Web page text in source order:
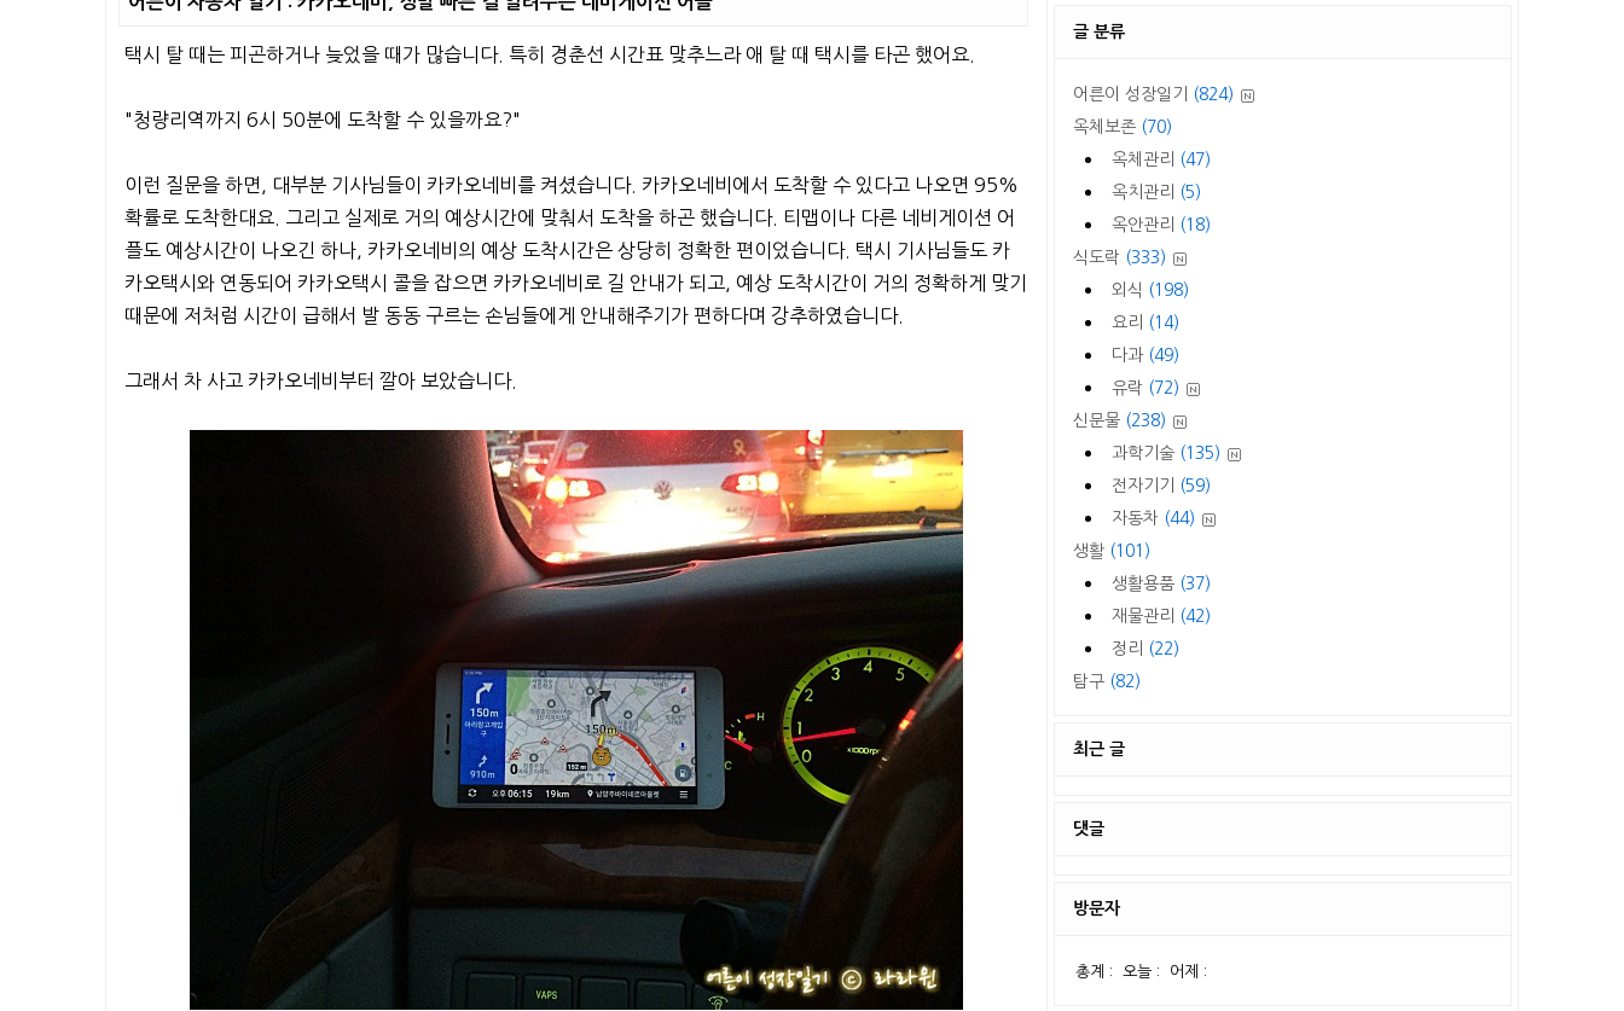
택시 탈 때는 피곤하거나 늦었을 때가 많습니다. 특히 경춘선 시간표 맞추느라 애 탈 때 택시를 타곤 했어요.
"청량리역까지 6시 50분에 도착할 수 있을까요?"
이런 질문을 하면, 대부분 기사님들이 카카오네비를 켜셨습니다. 카카오네비에서 도착할 수 있다고 나오면 95%
확률로 도착한대요. 그리고 실제로 거의 예상시간에 맞춰서 도착을 하곤 했습니다. 티맵이나 다른 네비게이션 어
플도 예상시간이 나오긴 하나, 카카오네비의 예상 도착시간은 상당히 정확한 편이었습니다. 택시 기사님들도 카
카오택시와 연동되어 카카오택시 콜을 잡으면 카카오네비로 길 안내가 되고, 예상 도착시간이 거의 정확하게 맞기
때문에 저처럼 시간이 급해서 발 동동 구르는 손님들에게 안내해주기가 편하다며 강추하였습니다.
그래서 차 사고 카카오네비부터 깔아 보았습니다.
글 분류
어른이 성장일기
(824)
옥체보존 (70)
옥체관리
(47)
옥치관리
(5)
옥안관리
(18)
식도락 (333)
외식 (198)
요리
(14)
다과 (49)
유락 (72)
신문물 (238)
과학기술 (135)
전자기기
(59)
자동차 (44)
생활 (101)
생활용품 (37)
재물관리
(42)
정리
(22)
탐구 (82)
최근 글
댓글
방문자
총계 : 오늘 : 어제 :